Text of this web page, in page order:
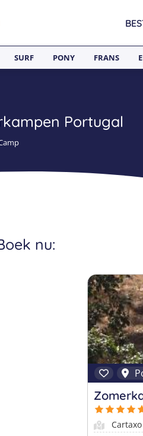
SURF PONY FRANS
Portugal
nu:
Cartaxo